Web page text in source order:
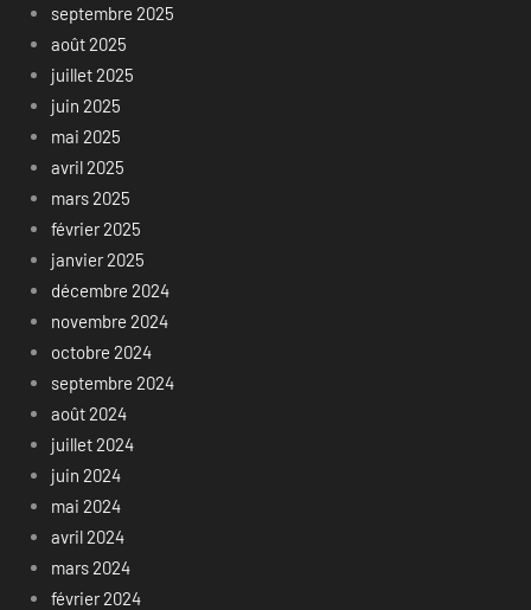
septembre 2025
août 2025
juillet 2025
juin 2025
mai 2025
avril 2025
mars 2025
février 2025
janvier 2025
décembre 2024
novembre 2024
octobre 2024
septembre 2024
août 2024
juillet 2024
juin 2024
mai 2024
avril 2024
mars 2024
février 2024